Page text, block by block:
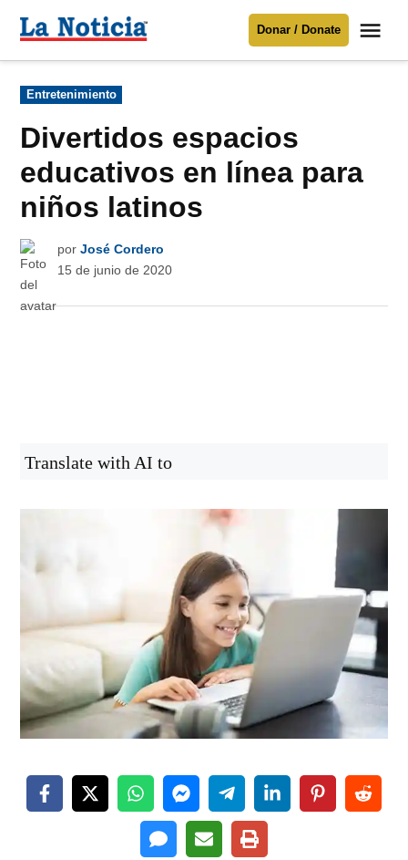
Para mantenerte informado necesitamos
Donar
contenido
Noticia
Donar / Donate
Publicado
en
Entretenimiento
Divertidos espacios
educativos en línea para
niños latinos
por José Cordero
15 de junio de 2020
Translate with AI to